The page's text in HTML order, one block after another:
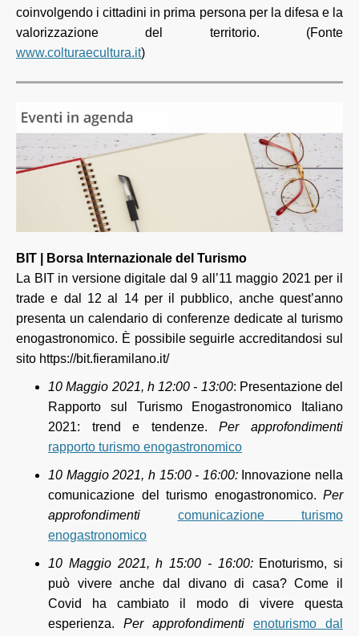
coinvolgendo i cittadini in prima persona per la difesa e la
valorizzazione del territorio. (Fonte
www.colturaecultura.it)
BIT | Borsa Internazionale del Turismo
La BIT in versione digitale dal 9 all’11 maggio 2021 per il
trade e dal 12 al 14 per il pubblico, anche quest’anno
presenta un calendario di conferenze dedicate al turismo
enogastronomico. È possibile seguirle accreditandosi sul
sito https://bit.fieramilano.it/
10 Maggio 2021, h 12:00 - 13:00: Presentazione del
Rapporto sul Turismo Enogastronomico Italiano
2021: trend e tendenze.
Per approfondimenti
rapporto turismo enogastronomico
10 Maggio 2021, h 15:00 - 16:00: Innovazione nella
comunicazione del turismo enogastronomico. Per
approfondimenti
comunicazione turismo
enogastronomico
10 Maggio 2021, h 15:00 - 16:00: Enoturismo, si
può vivere anche dal divano di casa? Come il
Covid ha cambiato il modo di vivere questa
esperienza. Per approfondimenti
enoturismo dal